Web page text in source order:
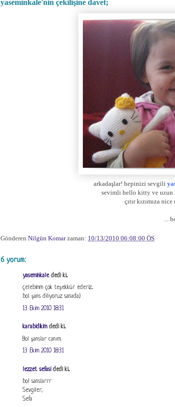
yaseminkale'nin çekilişine davet;
arkadaşlar! hepinizi sevgili
sevimli hello kitty ve uzun
çıtır kızımıza
...
Gönderen Nilgün Komar zaman: 10/13/2010 06:08:00 ÖS
6 yorum:
yaseminkalededi ki...
çelebimm çok teşekkür ederiz...
bol şans diliyoruz sanada:)
13 Ekim 2010 18:31
karabidikimdedi ki...
Bol şanslar canım.
13 Ekim 2010 18:31
lezzet sefasidedi ki...
bol sanslarrr
Sevgiler,
Sefa